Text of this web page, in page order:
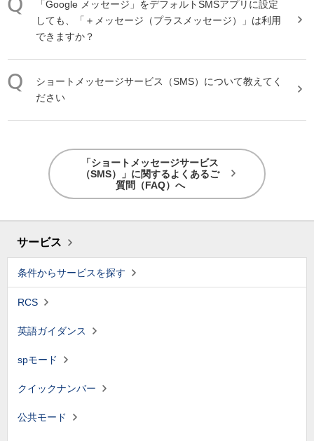
「Google メッセージ 」をデフォルトSMSアプリに設定
しても、「＋メッセージ（プラスメッセージ）」は利用
できますか？
ショートメッセージサービス （SMS）について教えてく
ださい
「ショートメッセージサービス
（SMS）」に関するよくあるご
質問（FAQ）へ
サービス
条件からサービスを探す
RCS
英語ガイダンス
spモード
クイックナンバー
公共モード